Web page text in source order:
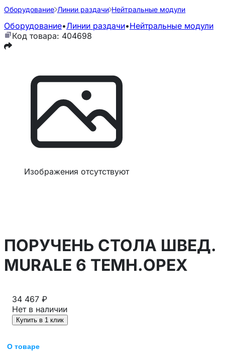
Оборудование Линии раздачи Нейтральные модули
Оборудование•Линии раздачи•Нейтральные модули
Код товара: 404698
Изображения отсутствуют
ПОРУЧЕНЬ СТОЛА ШВЕД.
MURALE 6 ТЕМН.ОРЕХ
34 467 ₽
Нет в наличии
Купить в 1 клик
О товаре